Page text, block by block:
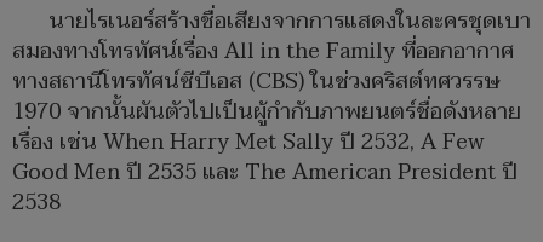
นายไรเนอร์สร้างชื่อเสียงจากการแสดงในละครชุดเบา
สมองทางโทรทัศน์เรื่อง All in the Family ที่ออกอากาศ
ทางสถานีโทรทัศน์ซีบีเอส (CBS) ในช่วงคริสต์ทศวรรษ
1970 จากนั้นผันตัวไปเป็นผู้กำกับภาพยนตร์ชื่อดังหลาย
เรื่อง เช่น When Harry Met Sally ปี 2532, A Few
Good Men ปี 2535 และ The American President ปี
2538